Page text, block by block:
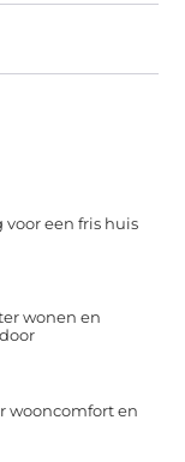
een fris huis
wonen en
wooncomfort en